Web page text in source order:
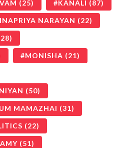
(25) KANALI (87)
NARAYAN (22)
MONISHA (21)
(50)
MAMAZHAI (31)
(22)
(51)